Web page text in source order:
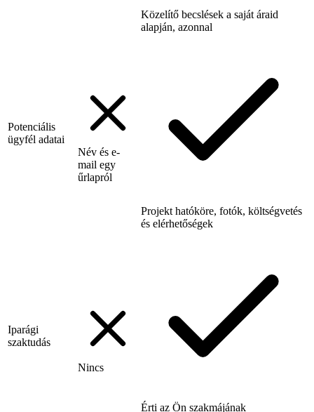
Közelítő becslések a saját áraid
alapján, azonnal
Potenciális
ügyfél adatai
Név és e-
mail egy
űrlapról
Projekt hatóköre, fotók, költségvetés
és elérhetőségek
Iparági
szaktudás
Nincs
Érti az Ön szakmájának